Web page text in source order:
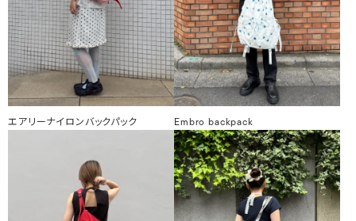
エアリーナイロンバックパック Embro backpack